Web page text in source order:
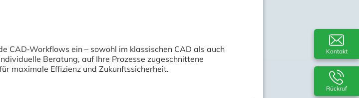
Kontakt
Rückruf
CAD‑Workflows ein – sowohl im klassischen CAD als auch
Beratung, auf Ihre Prozesse zugeschnittene
maximale Effizienz und Zukunftssicherheit.